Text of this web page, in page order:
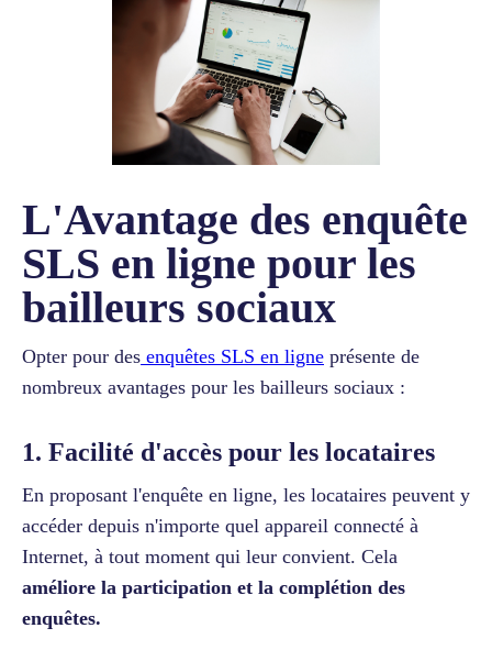
L'Avantage des enquête
SLS en ligne pour les
bailleurs sociaux
Opter pour des enquêtes SLS en ligne présente de
nombreux avantages pour les bailleurs sociaux :
1. Facilité d'accès pour les locataires
En proposant l'enquête en ligne, les locataires peuvent y
accéder depuis n'importe quel appareil connecté à
Internet, à tout moment qui leur convient. Cela
améliore la participation et la complétion des
enquêtes.